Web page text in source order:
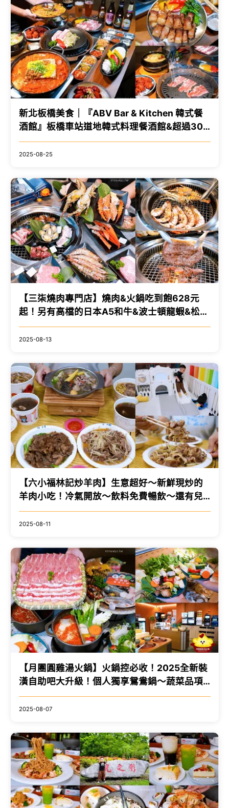
新北板橋美食｜『ABV Bar & Kitchen 韓式餐
酒館』板橋車站道地韓式料理餐酒館&超過300
款精釀啤酒！韓式小菜吃到飽～還有桌邊韓式
烤肉服務！ @瑋瑋＊美食萬歲
2025-08-25
【三柒燒肉專門店】燒肉&火鍋吃到飽628元
起！另有高檔的日本A5和牛&波士頓龍蝦&松葉
蟹腳&鱈場蟹腳&澎湖活凍明蝦吃到飽套餐！
2025-08-13
【六小福林記炒羊肉】生意超好～新鮮現炒的
羊肉小吃！冷氣開放～飲料免費暢飲～還有兒
童遊樂區的舒適小吃店！
2025-08-11
【月團圓雞湯火鍋】火鍋控必收！2025全新裝
潢自助吧大升級！個人獨享鴛鴦鍋～蔬菜品項
豐富～高品質鍋物專賣！
2025-08-07